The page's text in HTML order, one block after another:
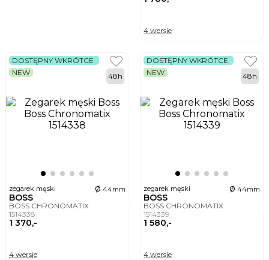
4 wersje
zegarek męski ø 44mm
BOSS
BOSS CHRONOMATIX
1514338
1 370,-
DOSTĘPNY WKRÓTCE
NEW
48h
4 wersje
zegarek męski ø 44mm
BOSS
BOSS CHRONOMATIX
1514339
1 580,-
DOSTĘPNY WKRÓTCE
NEW
48h
4 wersje